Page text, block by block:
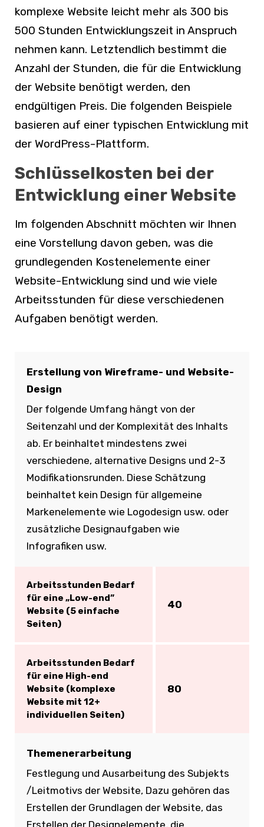
komplexe Website leicht mehr als 300 bis
500 Stunden Entwicklungszeit in Anspruch
nehmen kann. Letztendlich bestimmt die
Anzahl der Stunden, die für die Entwicklung
der Website benötigt werden, den
endgültigen Preis. Die folgenden Beispiele
basieren auf einer typischen Entwicklung mit
der WordPress-Plattform.
Schlüsselkosten bei der
Entwicklung einer Website
Im folgenden Abschnitt möchten wir Ihnen
eine Vorstellung davon geben, was die
grundlegenden Kostenelemente einer
Website-Entwicklung sind und wie viele
Arbeitsstunden für diese verschiedenen
Aufgaben benötigt werden.
Erstellung von Wireframe- und Website-
Design
Der folgende Umfang hängt von der
Seitenzahl und der Komplexität des Inhalts
ab. Er beinhaltet mindestens zwei
verschiedene, alternative Designs und 2-3
Modifikationsrunden. Diese Schätzung
beinhaltet kein Design für allgemeine
Markenelemente wie Logodesign usw. oder
zusätzliche Designaufgaben wie
Infografiken usw.
Arbeitsstunden Bedarf
für eine „Low-end”
Website (5 einfache
Seiten)
40
Arbeitsstunden Bedarf
für eine High-end
Website (komplexe
Website mit 12+
individuellen Seiten)
80
Themenerarbeitung
Festlegung und Ausarbeitung des Subjekts
/Leitmotivs der Website, Dazu gehören das
Erstellen der Grundlagen der Website, das
Erstellen der Designelemente, die